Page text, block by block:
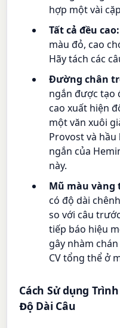
hợp một vài
Tất cả đều cao:
màu đỏ, cao
Hãy tách các
Đường chân
ngắn được tạo
cao xuất hiện
một văn xuôi
Provost và
ngắn của
này.
Mũ màu vàng
có độ dài
so với câu
tiếp báo hiệu
gây nhàm
CV tổng thể ở
Cách Sử dụng
Độ Dài Câu